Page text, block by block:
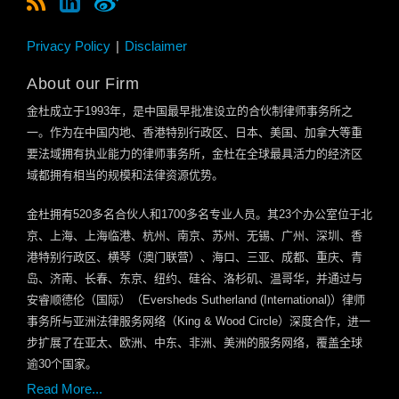
Privacy Policy Disclaimer
About our Firm
金杜成立于1993年，是中国最早批准设立的合伙制律师事务所之
一。作为在中国内地、香港特别行政区、日本、美国、加拿大等重
要法域拥有执业能力的律师事务所，金杜在全球最具活力的经济区
域都拥有相当的规模和法律资源优势。
金杜拥有520多名合伙人和1700多名专业人员。其23个办公室位于北
京、上海、上海临港、杭州、南京、苏州、无锡、广州、深圳、香
港特别行政区、横琴（澳门联营）、海口、三亚、成都、重庆、青
岛、济南、长春、东京、纽约、硅谷、洛杉矶、温哥华，并通过与
安睿顺德伦（国际）（Eversheds Sutherland (International)）律师
事务所与亚洲法律服务网络（King & Wood Circle）深度合作，进一
步扩展了在亚太、欧洲、中东、非洲、美洲的服务网络，覆盖全球
逾30个国家。
Read More...